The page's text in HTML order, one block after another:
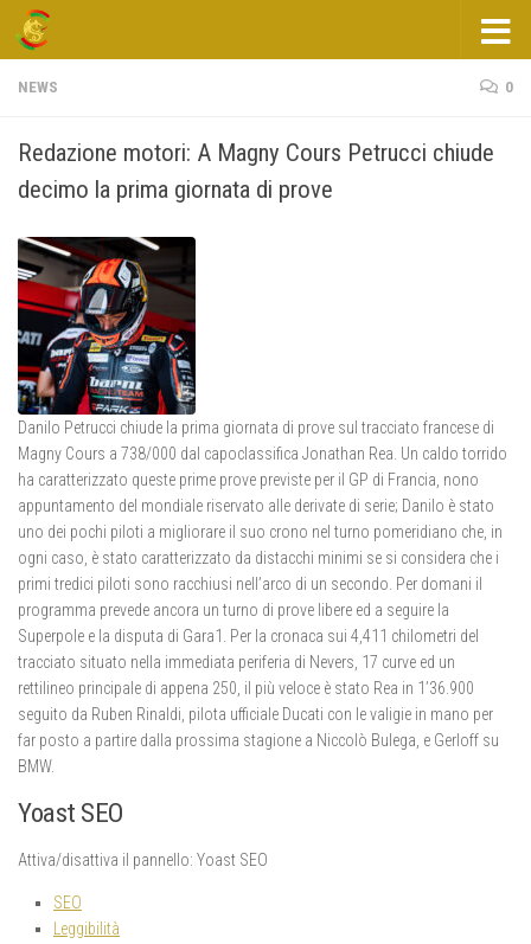
Salta al contenuto
NEWS 0
Redazione motori: A Magny Cours Petrucci chiude
decimo la prima giornata di prove
Danilo Petrucci chiude la prima giornata di prove sul tracciato francese di
Magny Cours a 738/000 dal capoclassifica Jonathan Rea. Un caldo torrido
ha caratterizzato queste prime prove previste per il GP di Francia, nono
appuntamento del mondiale riservato alle derivate di serie; Danilo è stato
uno dei pochi piloti a migliorare il suo crono nel turno pomeridiano che, in
ogni caso, è stato caratterizzato da distacchi minimi se si considera che i
primi tredici piloti sono racchiusi nell’arco di un secondo. Per domani il
programma prevede ancora un turno di prove libere ed a seguire la
Superpole e la disputa di Gara1. Per la cronaca sui 4,411 chilometri del
tracciato situato nella immediata periferia di Nevers, 17 curve ed un
rettilineo principale di appena 250, il più veloce è stato Rea in 1’36.900
seguito da Ruben Rinaldi, pilota ufficiale Ducati con le valigie in mano per
far posto a partire dalla prossima stagione a Niccolò Bulega, e Gerloff su
BMW.
Yoast SEO
Attiva/disattiva il pannello: Yoast SEO
SEO
Leggibilità